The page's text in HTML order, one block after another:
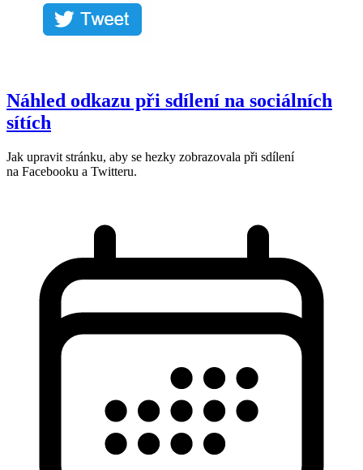
Náhled odkazu při sdílení na sociálních
sítích
Jak upravit stránku, aby se hezky zobrazovala při sdílení
na Facebooku a Twitteru.